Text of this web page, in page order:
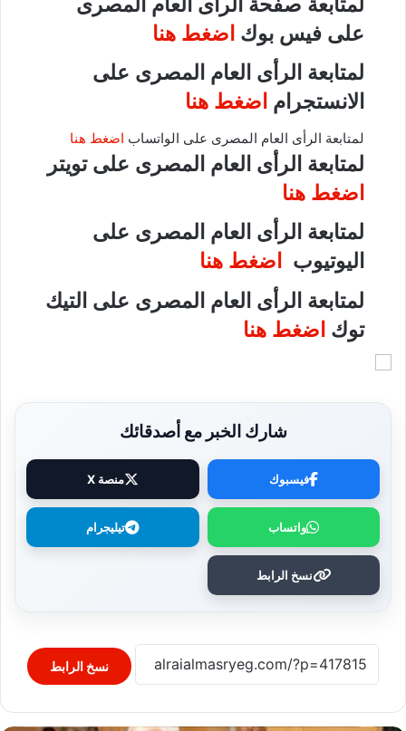
على فيس بوك اضغط هنا
لمتابعة الرأى العام المصرى على
الانستجرام اضغط هنا
لمتابعة الرأى العام المصرى على الواتساب اضغط هنا
لمتابعة الرأى العام المصرى على تويتر
اضغط هنا
لمتابعة الرأى العام المصرى على
اليوتيوب
اضغط هنا
لمتابعة الرأى العام المصرى على التيك
توك اضغط هنا
شارك الخبر مع أصدقائك
فيسبوك منصة X
واتساب تيليجرام
نسخ الرابط
نسخ الرابط